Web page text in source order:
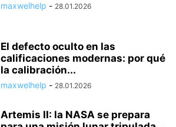
maxwelhelp - 28.01.2026
El defecto oculto en las
calificaciones modernas: por qué
la calibración...
maxwelhelp - 28.01.2026
Artemis II: la NASA se prepara